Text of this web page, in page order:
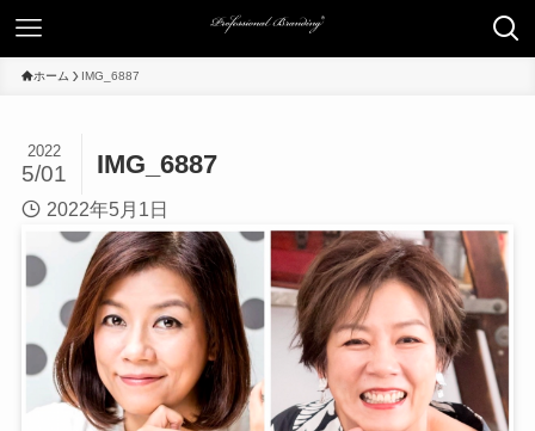
ホーム IMG_6887
IMG_6887
2022
5/01
2022年5月1日